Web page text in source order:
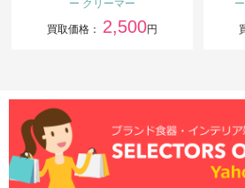
ー クリーマー
買取価格： 2,500円